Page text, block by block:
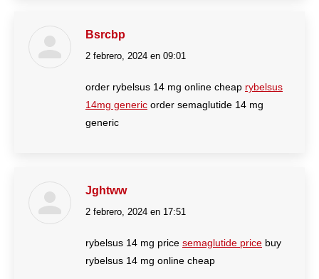
Bsrcbp
dice:
2 febrero, 2024 en 09:01
order rybelsus 14 mg online cheap rybelsus
14mg generic order semaglutide 14 mg
generic
Jghtww
dice:
2 febrero, 2024 en 17:51
rybelsus 14 mg price semaglutide price buy
rybelsus 14 mg online cheap